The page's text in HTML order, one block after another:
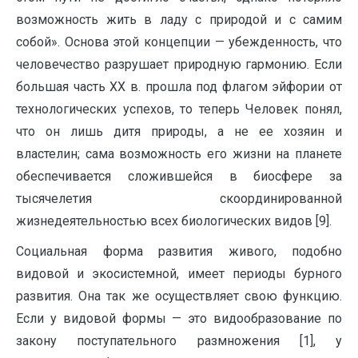
возможность жить в ладу с природой и с самим
собой». Основа этой концепции — убежденность, что
человечество разрушает природную гармонию. Если
большая часть XX в. прошла под флагом эйфории от
технологических успехов, то теперь Человек понял,
что он лишь дитя природы, а не ее хозяин и
властелин; сама возможность его жизни на планете
обеспечивается сложившейся в биосфере за
тысячелетия скоординированной
жизнедеятельностью всех биологических видов [9].
Социальная форма развития живого, подобно
видовой и экосистемной, имеет периоды бурного
развития. Она так же осуществляет свою функцию.
Если у видовой формы — это видообразование по
закону поступательного размножения [1], у